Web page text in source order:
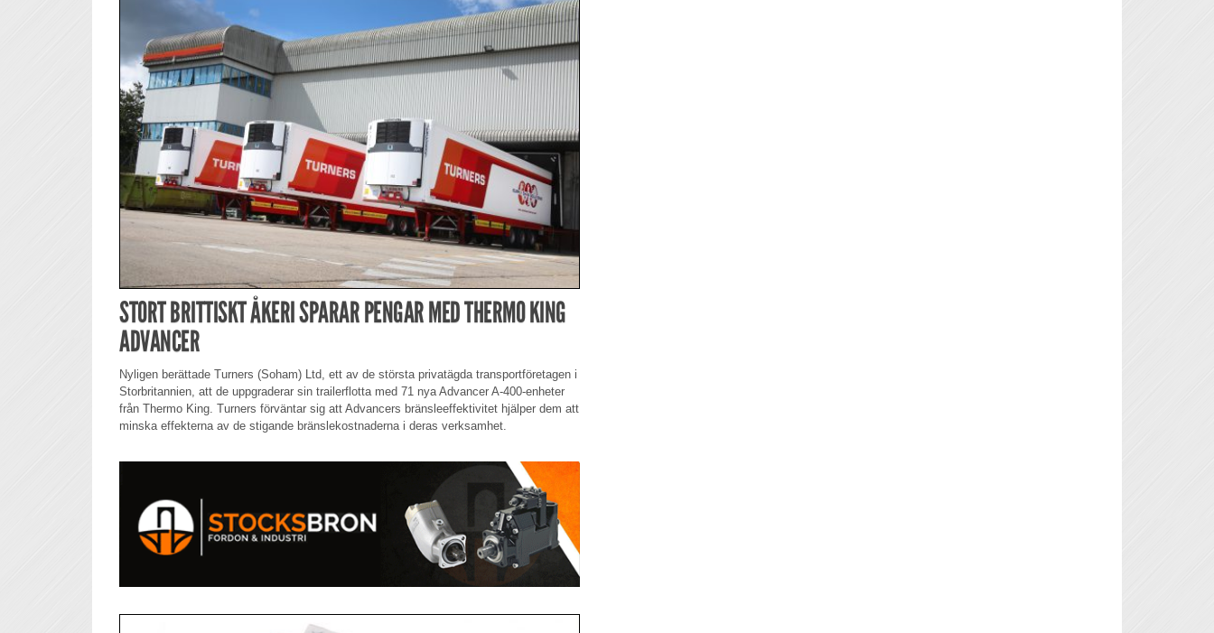
STORT BRITTISKT ÅKERI SPARAR PENGAR MED THERMO KING
ADVANCER
Nyligen berättade Turners (Soham) Ltd, ett av de största privatägda transportföretagen i
Storbritannien, att de uppgraderar sin trailerflotta med 71 nya Advancer A-400-enheter
från Thermo King. Turners förväntar sig att Advancers bränsleeffektivitet hjälper dem att
minska effekterna av de stigande bränslekostnaderna i deras verksamhet.